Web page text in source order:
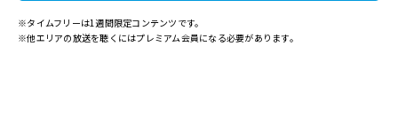
※タイムフリーは1週間限定コンテンツです。
※他エリアの放送を聴くにはプレミアム会員になる必要があります。